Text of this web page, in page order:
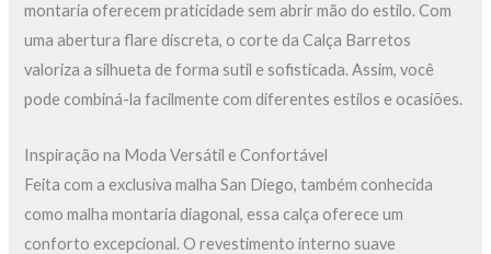
montaria oferecem praticidade sem abrir mão do estilo. Com
uma abertura flare discreta, o corte da Calça Barretos
valoriza a silhueta de forma sutil e sofisticada. Assim, você
pode combiná-la facilmente com diferentes estilos e ocasiões.
Inspiração na Moda Versátil e Confortável
Feita com a exclusiva malha San Diego, também conhecida
como malha montaria diagonal, essa calça oferece um
conforto excepcional. O revestimento interno suave